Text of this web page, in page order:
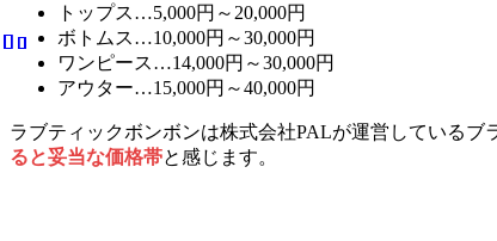
トップス…5,000円～20,000円
ボトムス…10,000円～30,000円
ワンピース…14,000円～30,000円
アウター…15,000円～40,000円
ラブティックボンボンは株式会社PALが運営しているブ
ると妥当な価格帯と感じます。